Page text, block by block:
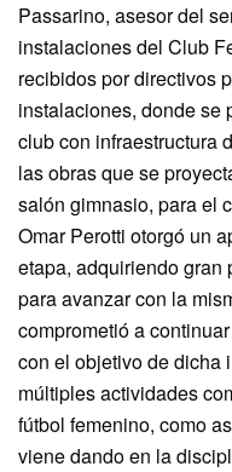
Passarino, asesor del
instalaciones del Club
recibidos por directivos
instalaciones, donde se
club con infraestructura
las obras que se
salón gimnasio, para el
Omar Perotti otorgó un
etapa, adquiriendo gran
para avanzar con la
comprometió a
con el objetivo de dicha
múltiples actividades
fútbol femenino, como
viene dando en la